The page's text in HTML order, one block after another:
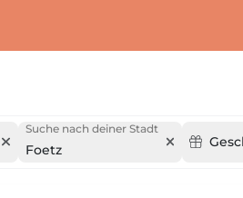
Suche nach deiner Stadt
Foetz